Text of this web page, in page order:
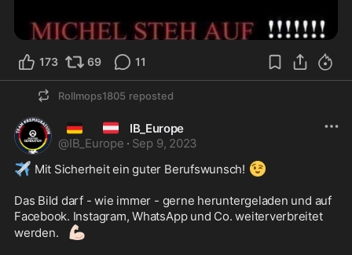
173 69 11
Rollmops1805 reposted
🇩🇪 🇦🇹
IB_Europe
@IB_Europe · Sep 9, 2023
✈️ Mit Sicherheit ein guter Berufswunsch! 😉
Das Bild darf - wie immer - gerne heruntergeladen und auf
Facebook. Instagram, WhatsApp und Co. weiterverbreitet
werden.
💪🏻